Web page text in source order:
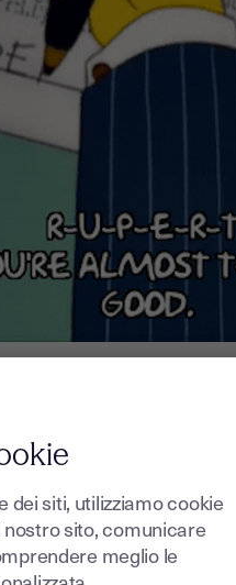
della
di autenticare la tua
di visto) o
straniero, è importante
dei siti, utilizziamo cookie
nostro sito, comunicare
meglio le